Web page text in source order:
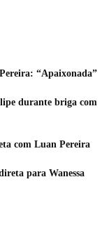
“Apaixonada”
durante briga com
com Luan Pereira
para Wanessa